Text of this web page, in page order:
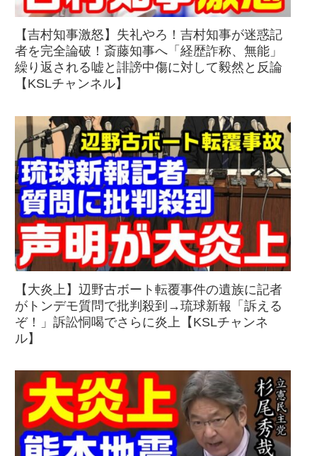
【吉村知事激怒】失礼やろ！吉村知事が迷惑記
者を完全論破！斎藤知事へ「経歴詐称、無能」
繰り返される嘘と誹謗中傷に対して毅然と反論
【KSLチャンネル】
【大炎上】辺野古ボート転覆事件の遺族に記者
がトンデモ質問で批判殺到→琉球新報「訴える
ぞ！」訴訟恫喝でさらに炎上【KSLチャンネ
ル】